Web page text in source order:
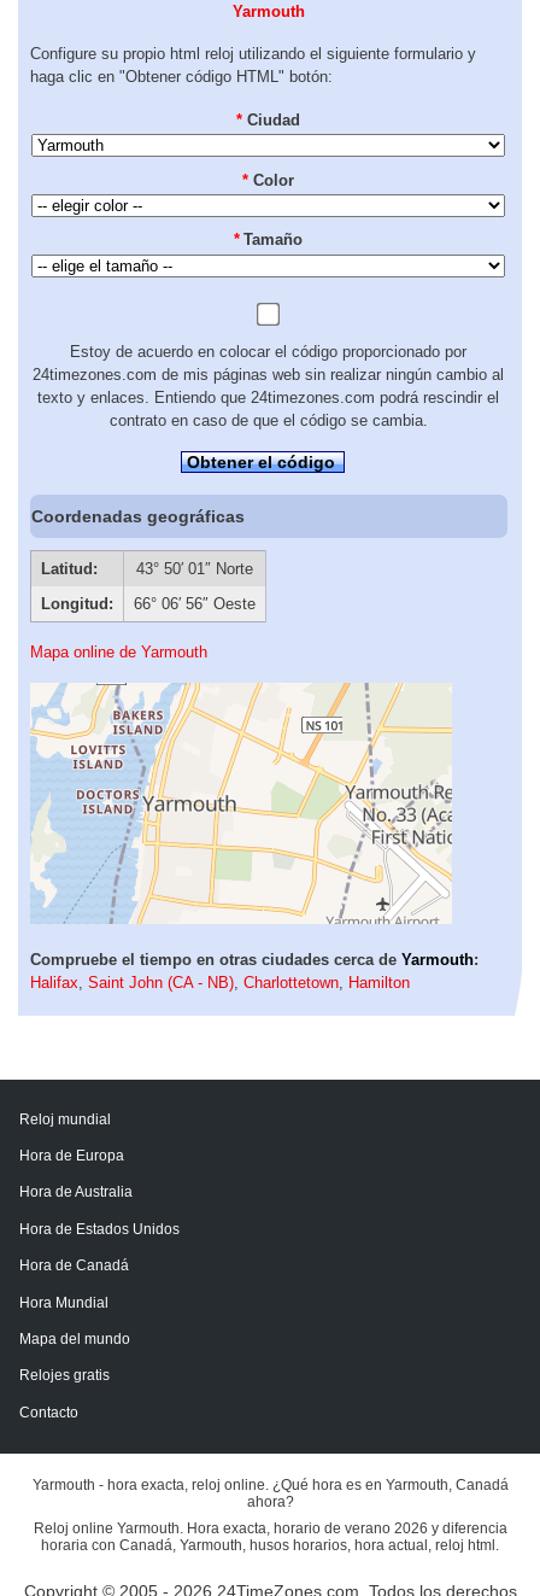
Yarmouth
Configure su propio html reloj utilizando el siguiente formulario y
haga clic en "Obtener código HTML" botón:
* Ciudad
* Color
* Tamaño
Estoy de acuerdo en colocar el código proporcionado por
24timezones.com de mis páginas web sin realizar ningún cambio al
texto y enlaces. Entiendo que 24timezones.com podrá rescindir el
contrato en caso de que el código se cambia.
Obtener el código
Coordenadas geográficas
Latitud:
43° 50′ 01″ Norte
Longitud:
66° 06′ 56″ Oeste
Mapa online de Yarmouth
Compruebe el tiempo en otras ciudades cerca de Yarmouth:
Halifax, Saint John (CA - NB), Charlottetown, Hamilton
Reloj mundial
Hora de Europa
Hora de Australia
Hora de Estados Unidos
Hora de Canadá
Hora Mundial
Mapa del mundo
Relojes gratis
Contacto
Yarmouth - hora exacta, reloj online. ¿Qué hora es en Yarmouth, Canadá
ahora?
Reloj online Yarmouth. Hora exacta, horario de verano 2026 y diferencia
horaria con Canadá, Yarmouth, husos horarios, hora actual, reloj html.
Copyright © 2005 - 2026 24TimeZones.com. Todos los derechos